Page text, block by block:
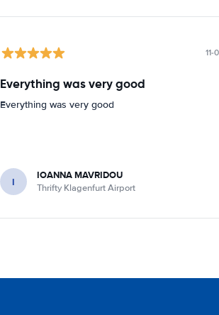
11-
Everything was very good
Everything was very good
I IOANNA MAVRIDOU
Thrifty Klagenfurt Airport